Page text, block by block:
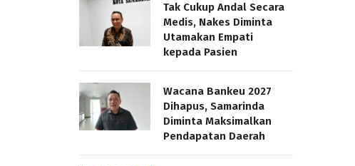
Tak Cukup Andal Secara
Medis, Nakes Diminta
Utamakan Empati
kepada Pasien
Wacana Bankeu 2027
Dihapus, Samarinda
Diminta Maksimalkan
Pendapatan Daerah